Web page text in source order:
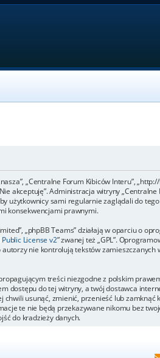
„Centralne Forum Kibiców Interu”,
akceptuję”. Administracja witryny
użytkownicy sami regularnie zaglądali do
konsekwencjami prawnymi.
„phpBB Teams” działają w oparciu o
License v2” zwanej też „GPL”.
nie kontrolują tekstów
treści niezgodne z polskim
dostępu do tej witryny, a twój dostawca
usunąć, zmienić, przenieść lub
te nie będą przekazywane nikomu bez
do kradzieży danych.